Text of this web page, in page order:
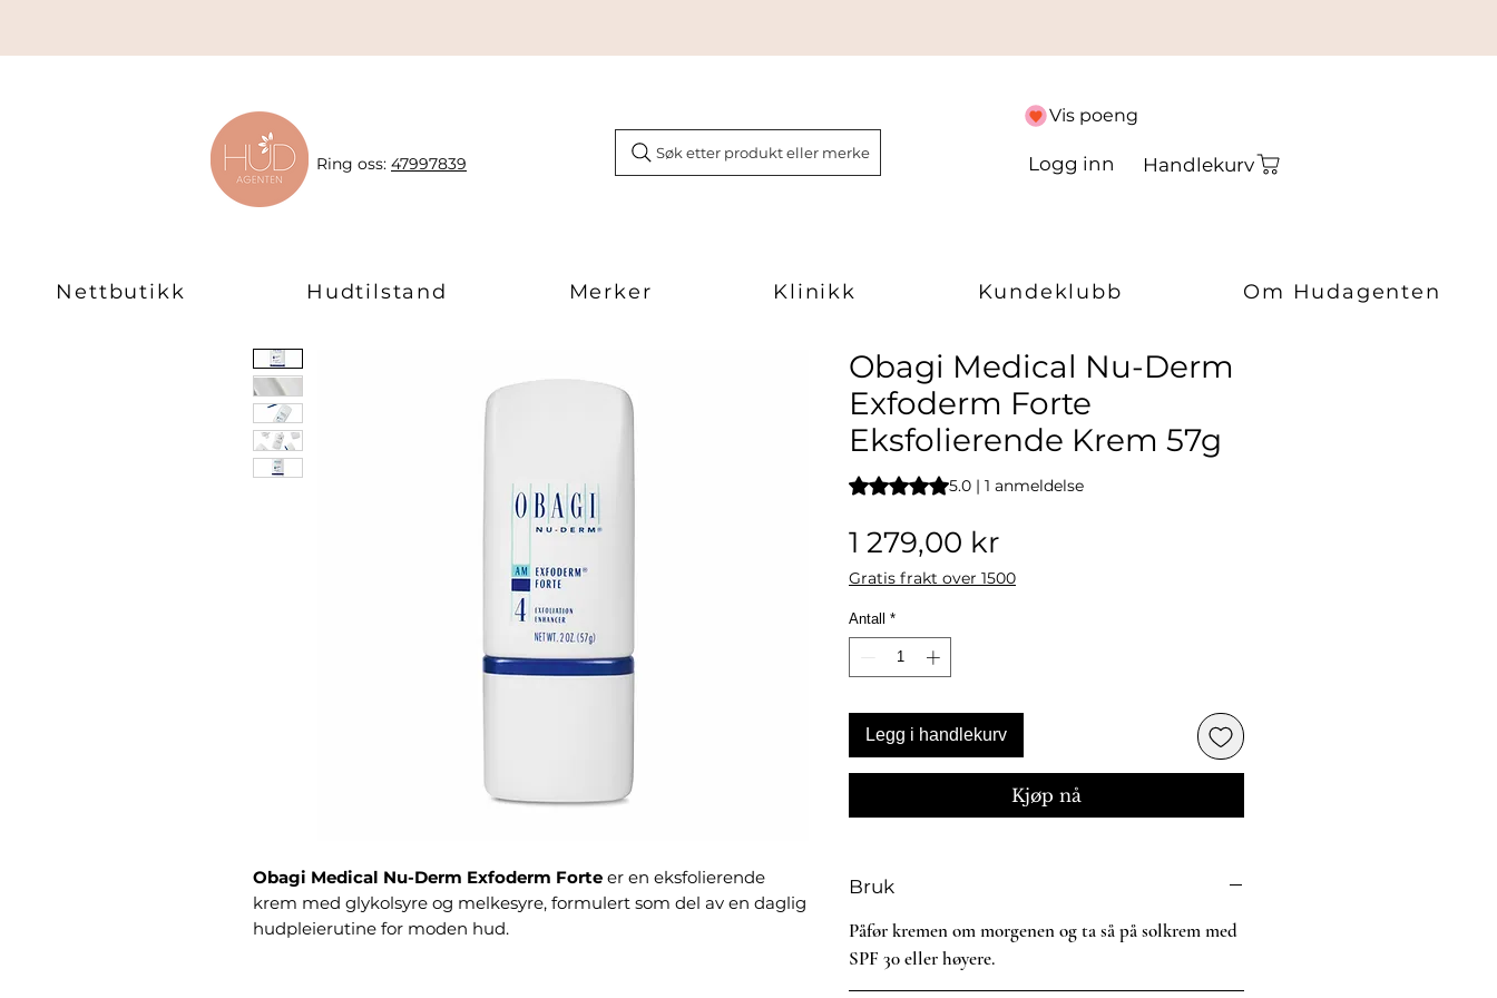
Ring oss: 47997839
Søk etter produkt eller merke
Vis poeng
Logg inn Handlekurv
Nettbutikk Hudtilstand Merker Klinikk Kundeklubb Om Hudagenten
Obagi Medical Nu-Derm Exfoderm Forte er en eksfolierende
krem med glykolsyre og melkesyre, formulert som del av en daglig
hudpleierutine for moden hud.
Obagi Medical Nu-Derm
Exfoderm Forte
Eksfolierende Krem 57g
Vurderingen er 5.0 av fem stjerner basert på 1 anmeldelse
5.0 | 1 anmeldelse
1 279,00 krPris
Gratis frakt over 1500
Antall *
Legg i handlekurv
Kjøp nå
Bruk
Påfør kremen om morgenen og ta så på solkrem med
SPF 30 eller høyere.